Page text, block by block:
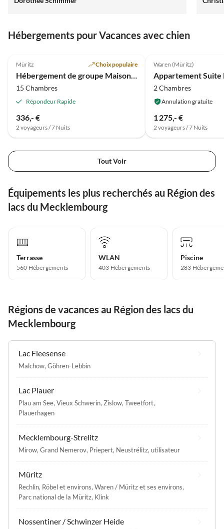
Hébergements pour Vacances avec chien
Müritz Choix populaire
Hébergement de groupe Maison de vacances Sorgenlos à Groß Gievitz
15 Chambres
Répondeur Rapide
336,- €
2 voyageurs / 7 Nuits
Waren (Müritz)
2 Chambres
Annulation gratuite
1 275,- €
2 voyageurs / 7 Nuits
Tout Voir
Équipements les plus recherchés au Région des
lacs du Mecklembourg
Terrasse
560 Hébergements
WLAN
403 Hébergements
Piscine
283
Régions de vacances au Région des lacs du
Mecklembourg
Lac Fleesense
Malchow, Göhren-Lebbin
Lac Plauer
Plau am See, Vieux Schwerin, Zislow, Tweetfort,
Plauerhagen
Mecklembourg-Strelitz
Mirow, Grand Nemerov, Priepert, Neustrélitz, utilisateur
Müritz
Rechlin, Röbel et environs, Waren / Müritz et ses environs,
Parc national de la Müritz, Klink
Nossentiner / Schwinzer Heide